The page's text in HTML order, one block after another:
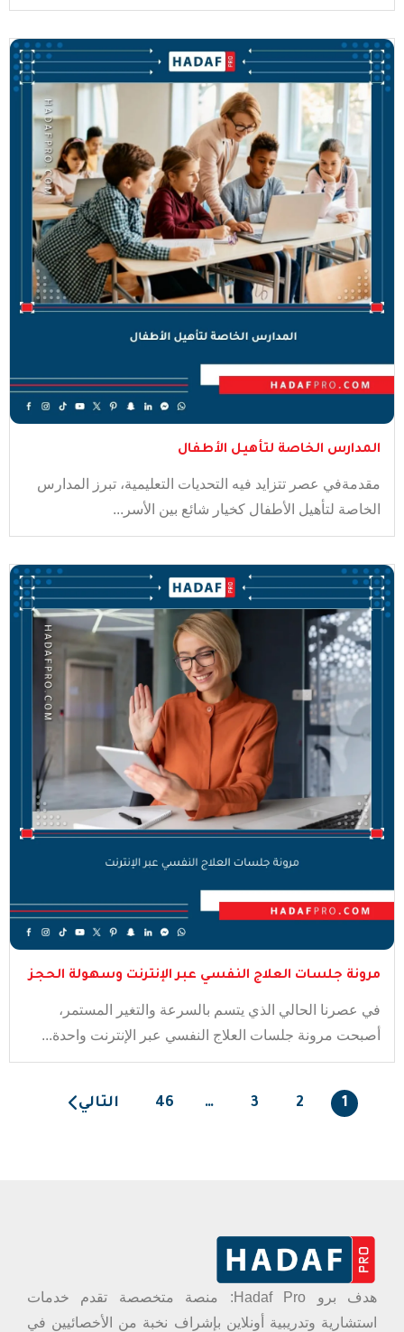
المدارس الخاصة لتأهيل الأطفال
مقدمةفي عصر تتزايد فيه التحديات التعليمية، تبرز المدارس
الخاصة لتأهيل الأطفال كخيار شائع بين الأسر...
مرونة جلسات العلاج النفسي عبر الإنترنت وسهولة الحجز
في عصرنا الحالي الذي يتسم بالسرعة والتغير المستمر،
أصبحت مرونة جلسات العلاج النفسي عبر الإنترنت واحدة...
1
2
3
…
46 التالي
هدف برو Hadaf Pro: منصة متخصصة تقدم خدمات
استشارية وتدريبية أونلاين بإشراف نخبة من الأخصائيين في